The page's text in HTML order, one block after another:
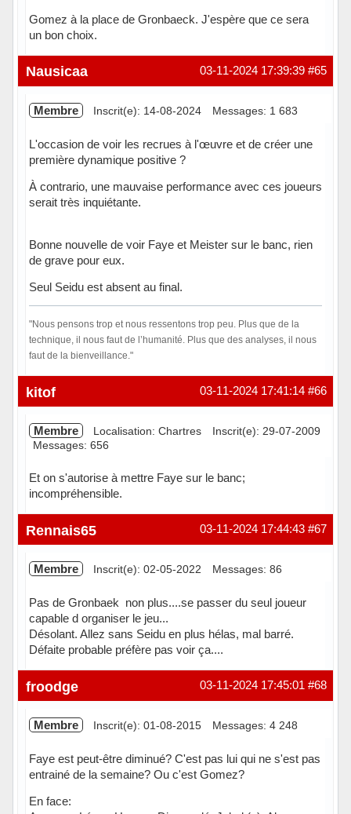
Gomez à la place de Gronbaeck. J'espère que ce sera
un bon choix.
Hors ligne #65
03-11-2024 17:39:39
Nausicaa
Membre Inscrit(e): 14-08-2024 Messages: 1 683
L'occasion de voir les recrues à l'œuvre et de créer une
première dynamique positive ?
À contrario, une mauvaise performance avec ces joueurs
serait très inquiétante.
Bonne nouvelle de voir Faye et Meister sur le banc, rien
de grave pour eux.
Seul Seidu est absent au final.
"Nous pensons trop et nous ressentons trop peu. Plus que de la
technique, il nous faut de l’humanité. Plus que des analyses, il nous
faut de la bienveillance."
Hors ligne #66
03-11-2024 17:41:14
kitof
Membre Localisation: Chartres
Inscrit(e): 29-07-2009
Messages: 656
Et on s'autorise à mettre Faye sur le banc;
incompréhensible.
Hors ligne #67
03-11-2024 17:44:43
Rennais65
Membre Inscrit(e): 02-05-2022 Messages: 86
Pas de Gronbaek non plus....se passer du seul joueur
capable d organiser le jeu...
Désolant. Allez sans Seidu en plus hélas, mal barré.
Défaite probable préfère pas voir ça....
Hors ligne #68
03-11-2024 17:45:01
froodge
Membre Inscrit(e): 01-08-2015 Messages: 4 248
Faye est peut-être diminué? C'est pas lui qui ne s'est pas
entrainé de la semaine? Ou c'est Gomez?
En face: